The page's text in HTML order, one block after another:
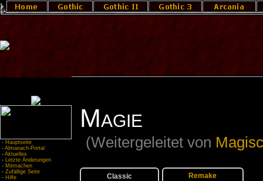
- Hauptseite
- Almanach-Portal
- Aktuelles
- Letzte Änderungen
- Mitmachen
- Zufällige Seite
- Hilfe
Magie
(Weitergeleitet von
Classic Remake